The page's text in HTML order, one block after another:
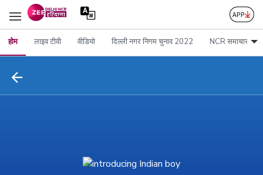
होम लाइव टीवी वीडियो दिल्ली नगर निगम चुनाव 2022 NCR समाचार